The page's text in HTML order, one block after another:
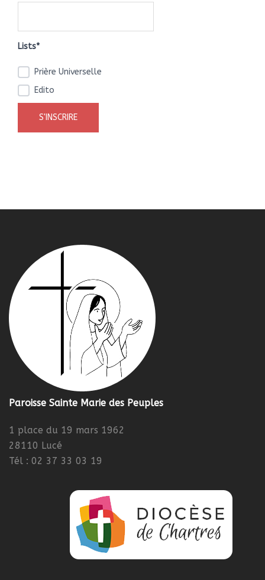
Lists*
Prière Universelle
Edito
Paroisse Sainte Marie des Peuples
1 place du 19 mars 1962
28110 Lucé
Tél : 02 37 33 03 19